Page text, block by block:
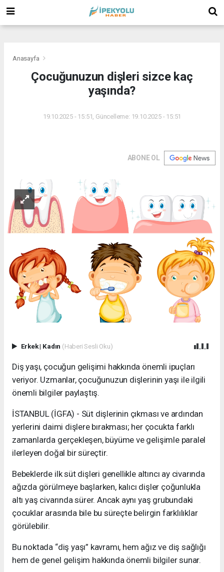
Anasayfa
Çocuğunuzun dişleri sizce kaç
yaşında?
19.10.2025 - 15:51, Güncelleme: 19.10.2025 - 15:51
ABONE OL
Erkek| Kadın (Haberi Sesli Oku)
Diş yaşı, çocuğun gelişimi hakkında önemli ipuçları
veriyor. Uzmanlar, çocuğunuzun dişlerinin yaşı ile ilgili
önemli bilgiler paylaştış.
İSTANBUL (İGFA) - Süt dişlerinin çıkması ve ardından
yerlerini daimi dişlere bırakması; her çocukta farklı
zamanlarda gerçekleşen, büyüme ve gelişimle paralel
ilerleyen doğal bir süreçtir.
Bebeklerde ilk süt dişleri genellikle altıncı ay civarında
ağızda görülmeye başlarken, kalıcı dişler çoğunlukla
altı yaş civarında sürer. Ancak aynı yaş grubundaki
çocuklar arasında bile bu süreçte belirgin farklılıklar
görülebilir.
Bu noktada “diş yaşı” kavramı, hem ağız ve diş sağlığı
hem de genel gelişim hakkında önemli bilgiler sunar.